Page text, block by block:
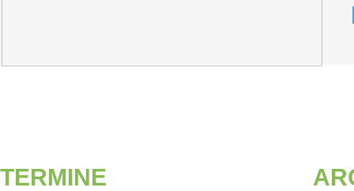
TERMINE